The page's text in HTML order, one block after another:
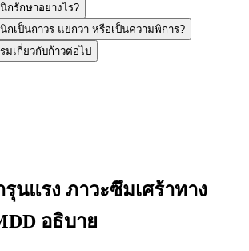
กรักษาอย่างไร?
กเป็นถาวร แย่กว่า หรือเป็นความพิการ?
มเกี่ยวกับก้าวต่อไป
นแรง ภาวะซึมเศร้าทาง
อธิบาย